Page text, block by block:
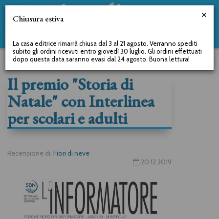
Il premio "Storia di
Natale" con Interlinea
per scolari e adulti
Recensione di: Fiori di neve
20.12.2019
Chiusura estiva
La casa editrice rimarrà chiusa dal 3 al 21 agosto. Verranno spediti
subito gli ordini ricevuti entro giovedì 30 luglio. Gli ordini effettuati
dopo questa data saranno evasi dal 24 agosto. Buona lettura!